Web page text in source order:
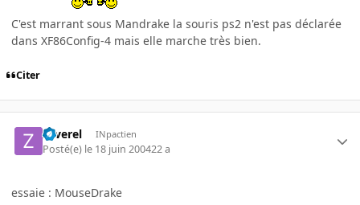
C'est marrant sous Mandrake la souris ps2 n'est pas déclarée
dans XF86Config-4 mais elle marche très bien.
Citer
zaverel INpactien
Posté(e) le 18 juin 200422 a
essaie : MouseDrake